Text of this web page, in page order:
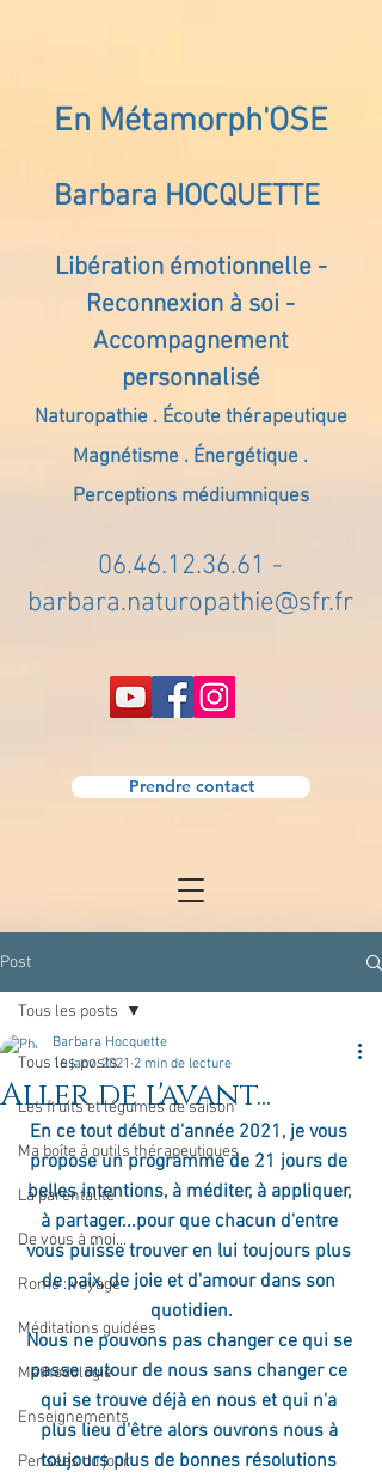
En Métamorph'OSE
Barbara HOCQUETTE
Libération émotionnelle -
Reconnexion à soi -
Accompagnement
personnalisé
Naturopathie . Écoute thérapeutique
Magnétisme . Énergétique .
Perceptions médiumniques
06.46.12.36.61 -
barbara.naturopathie@sfr.fr
Prendre contact
Post
Tous les posts
Les fruits et légumes de saison
Ma boîte à outils thérapeutiques
La parentalité
De vous à moi...
Rome : voyage
Méditations guidées
Méthodologie
Enseignements
Pensées du jour
Tous les posts
Aller de l'avant...
Barbara Hocquette
16 janv. 2021 2 min de lecture
En ce tout début d'année 2021, je vous
propose un programme de 21 jours de
belles intentions, à méditer, à appliquer,
à partager...pour que chacun d'entre
vous puisse trouver en lui toujours plus
de paix, de joie et d'amour dans son
quotidien.
Nous ne pouvons pas changer ce qui se
passe autour de nous sans changer ce
qui se trouve déjà en nous et qui n'a
plus lieu d'être alors ouvrons nous à
toujours plus de bonnes résolutions